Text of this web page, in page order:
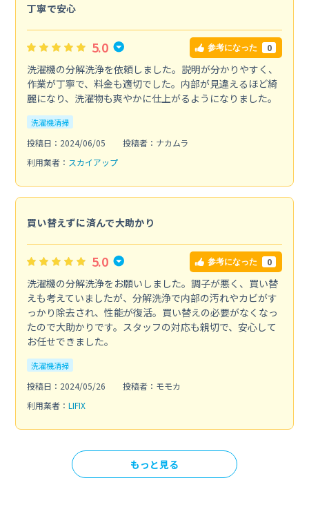
丁寧で安心
5.0 参考になった 0
洗濯機の分解洗浄を依頼しました。説明が分かりやすく、
作業が丁寧で、料金も適切でした。内部が見違えるほど綺
麗になり、洗濯物も爽やかに仕上がるようになりました。
洗濯機清掃
投稿日：2024/06/05
投稿者：ナカムラ
利用業者： スカイアップ
買い替えずに済んで大助かり
5.0 参考になった 0
洗濯機の分解洗浄をお願いしました。調子が悪く、買い替
えも考えていましたが、分解洗浄で内部の汚れやカビがす
っかり除去され、性能が復活。買い替えの必要がなくなっ
たので大助かりです。スタッフの対応も親切で、安心して
お任せできました。
洗濯機清掃
投稿日：2024/05/26
投稿者：モモカ
利用業者： LIFIX
もっと見る